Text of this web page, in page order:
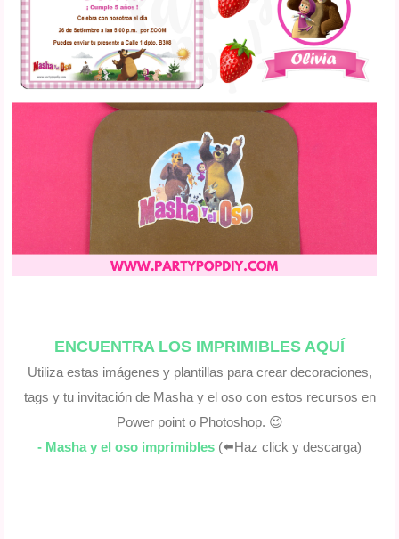
ENCUENTRA LOS IMPRIMIBLES AQUÍ
Utiliza estas imágenes y plantillas para crear decoraciones,
tags y tu invitación de Masha y el oso con estos recursos en
Power point o Photoshop. 😉
- Masha y el oso imprimibles (⬅️Haz click y descarga)